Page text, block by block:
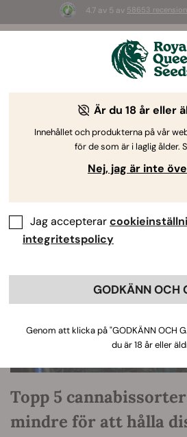
4.7 av 5 av 58653
-Tidsbegränsat
2d 21h 42m 32s
The RQS
Topp 5
mindre för att hålla
Är du 18 år eller
Innehållet och produkterna på vår
för de som är i laglig ålder.
Nej, jag är inte
Jag accepterar
integritetspolicy
GODKÄNN OCH
Genom att klicka på "GODKÄNN OCH
du är 18 år eller